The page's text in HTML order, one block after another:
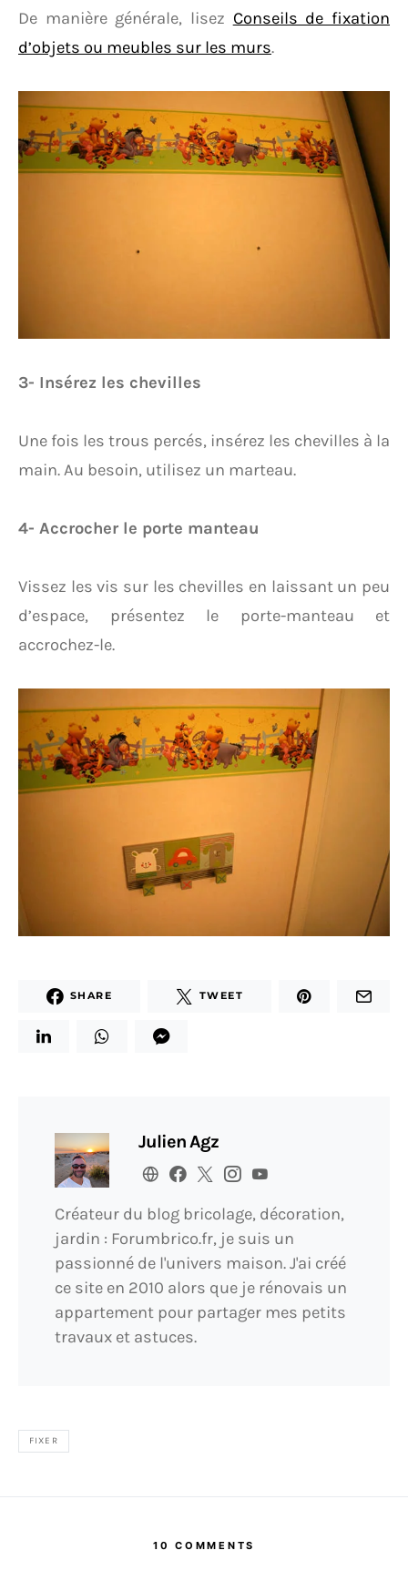
De manière générale, lisez Conseils de fixation
d’objets ou meubles sur les murs.
3- Insérez les chevilles
Une fois les trous percés, insérez les chevilles à la
main. Au besoin, utilisez un marteau.
4- Accrocher le porte manteau
Vissez les vis sur les chevilles en laissant un peu
d’espace, présentez le porte-manteau et
accrochez-le.
SHARE TWEET
Julien Agz
Créateur du blog bricolage, décoration,
jardin : Forumbrico.fr, je suis un
passionné de l'univers maison. J'ai créé
ce site en 2010 alors que je rénovais un
appartement pour partager mes petits
travaux et astuces.
FIXER
10 COMMENTS